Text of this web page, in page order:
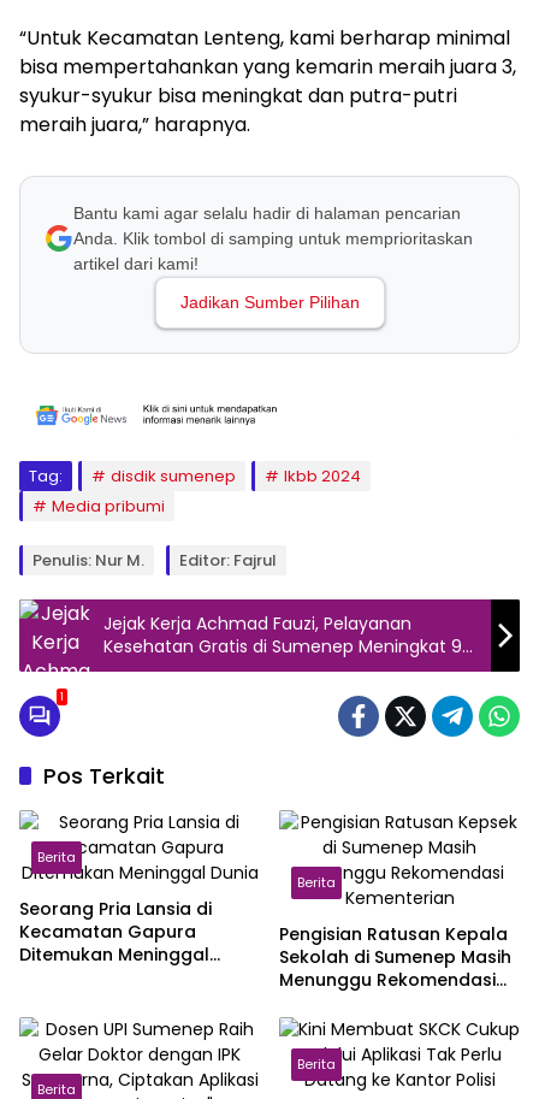
“Untuk Kecamatan Lenteng, kami berharap minimal
bisa mempertahankan yang kemarin meraih juara 3,
syukur-syukur bisa meningkat dan putra-putri
meraih juara,” harapnya.
Bantu kami agar selalu hadir di halaman pencarian
Anda. Klik tombol di samping untuk memprioritaskan
artikel dari kami!
Jadikan Sumber Pilihan
Tag: disdik sumenep
lkbb 2024
Media pribumi
Penulis: Nur M. Editor: Fajrul
Jejak Kerja Achmad Fauzi, Pelayanan
Kesehatan Gratis di Sumenep Meningkat 99
Persen
1
Pos Terkait
Berita
Seorang Pria Lansia di
Kecamatan Gapura
Ditemukan Meninggal
Berita
Pengisian Ratusan Kepala
Sekolah di Sumenep Masih
Menunggu Rekomendasi
Berita
Berita